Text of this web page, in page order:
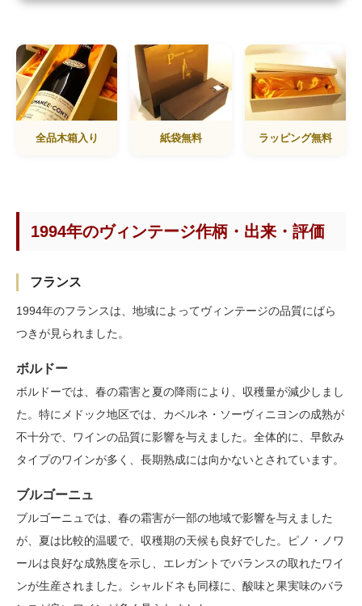
全品木箱入り 紙袋無料 ラッピング無料
1994年のヴィンテージ作柄・出来・評価
フランス
1994年のフランスは、地域によってヴィンテージの品質にばら
つきが見られました。
ボルドー
ボルドーでは、春の霜害と夏の降雨により、収穫量が減少しまし
た。特にメドック地区では、カベルネ・ソーヴィニヨンの成熟が
不十分で、ワインの品質に影響を与えました。全体的に、早飲み
タイプのワインが多く、長期熟成には向かないとされています。
ブルゴーニュ
ブルゴーニュでは、春の霜害が一部の地域で影響を与えました
が、夏は比較的温暖で、収穫期の天候も良好でした。ピノ・ノワ
ールは良好な成熟度を示し、エレガントでバランスの取れたワイ
ンが生産されました。シャルドネも同様に、酸味と果実味のバラ